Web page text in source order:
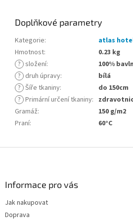
Doplňkové parametry
Kategorie:
atlas
Hmotnost:
0.23 kg
? složení:
100%
? druh úpravy:
bílá
? Šíře tkaniny:
do 150cm
? Primární určení tkaniny:
Gramáž:
150 g/m2
Praní: 60°C
Informace pro vás
Jak nakupovat
Doprava